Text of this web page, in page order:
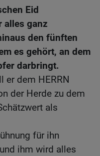
Eid
alles ganz
den fünften
es gehört, an dem
darbringt.
er dem HERRN
der Herde zu dem
als
für ihn
ihm wird alles